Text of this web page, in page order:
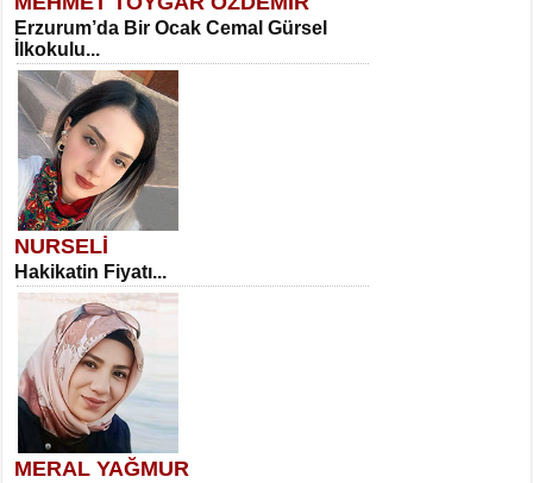
Erzurum’da Bir Ocak Cemal Gürsel
İlkokulu...
NURSELİ
Hakikatin Fiyatı...
MERAL YAĞMUR